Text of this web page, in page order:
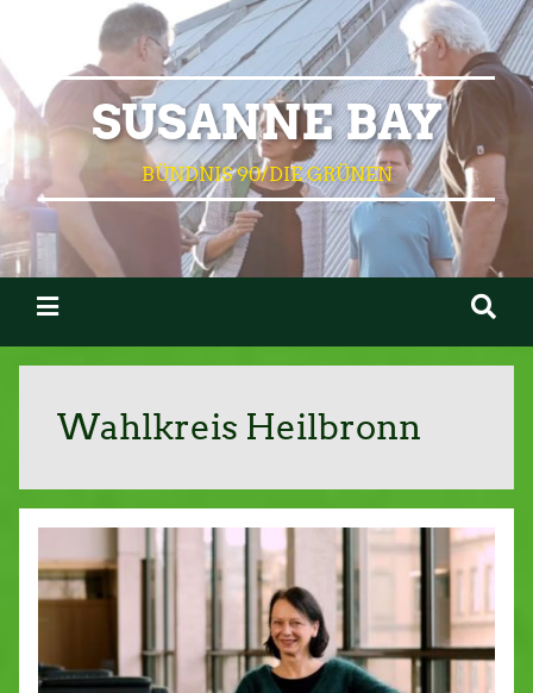
SUSANNE BAY
BÜNDNIS 90/DIE GRÜNEN
Wahlkreis Heilbronn